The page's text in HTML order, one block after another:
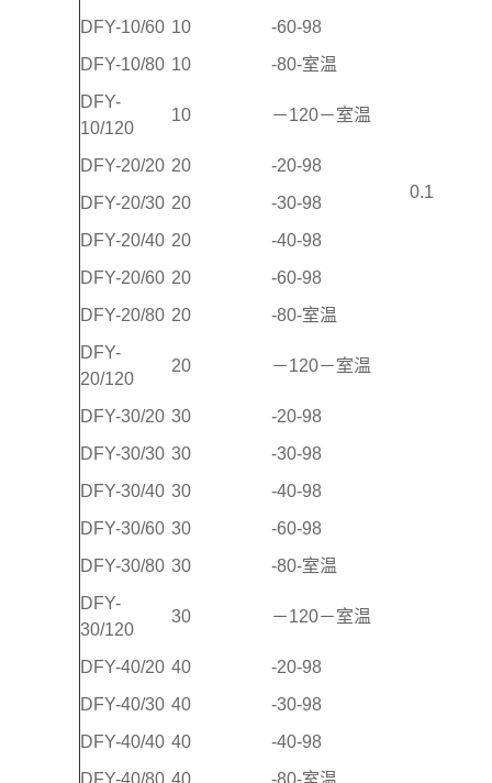
0.1
DFY-10/60 10
-60-98
DFY-10/80 10
-80-室温
DFY-
10/120
10 －120－室温
DFY-20/20 20
-20-98
DFY-20/30 20
-30-98
DFY-20/40 20
-40-98
DFY-20/60 20
-60-98
DFY-20/80 20
-80-室温
DFY-
20/120
20 －120－室温
DFY-30/20 30
-20-98
DFY-30/30 30
-30-98
DFY-30/40 30
-40-98
DFY-30/60 30
-60-98
DFY-30/80 30
-80-室温
DFY-
30/120
30 －120－室温
DFY-40/20 40
-20-98
DFY-40/30 40
-30-98
DFY-40/40 40
-40-98
DFY-40/80 40 -80-室温